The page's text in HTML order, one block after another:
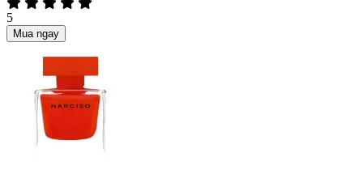
5
Mua ngay